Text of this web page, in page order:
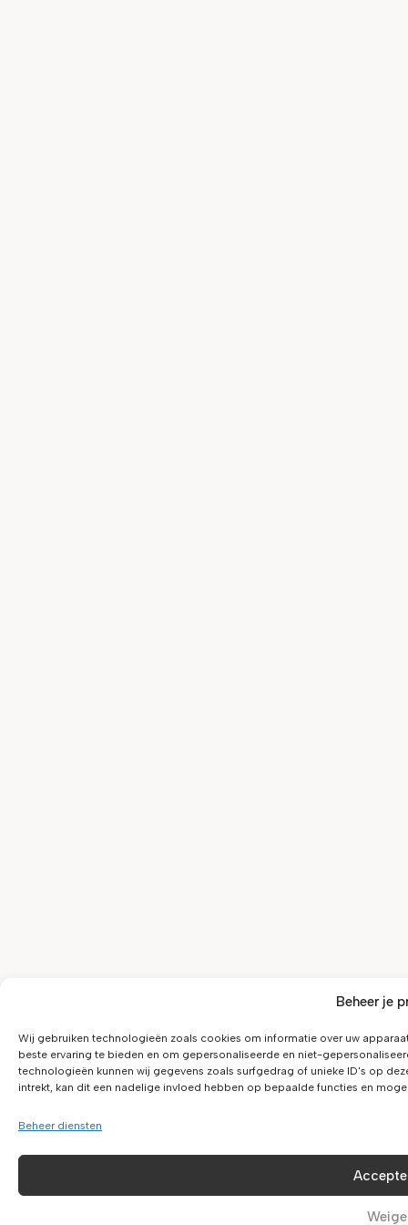
Beheer je
Wij gebruiken technologieën zoals cookies om informatie over uw
beste ervaring te bieden en om gepersonaliseerde en niet-
technologieën kunnen wij gegevens zoals surfgedrag of unieke ID's op
intrekt, kan dit een nadelige invloed hebben op bepaalde functies en
Beheer diensten